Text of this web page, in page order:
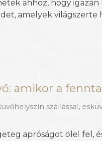
ahhoz, hogy igazán
amelyek világszerte
amikor a
szállással ,
apróságot ölel fel,